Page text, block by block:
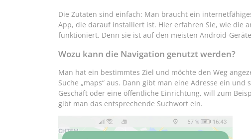
Die Zutaten sind einfach: Man braucht ein
App, die darauf installiert ist. Hier erfahren Sie, wie die
funktioniert. Denn sie ist auf den meisten Android-
Wozu kann die Navigation genutzt werden?
Man hat ein bestimmtes Ziel und möchte den Weg
Suche „maps“ aus. Dann gibt man eine Adresse ein
Geschäft oder eine öffentliche Einrichtung, will zum
gibt man das entsprechende Suchwort ein.